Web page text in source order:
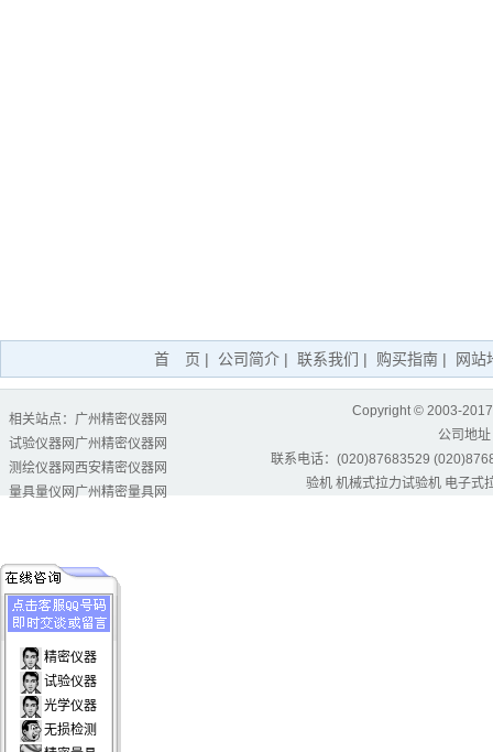
首 页 | 公司简介 | 联系我们 | 购买指南 | 网站
相关站点： 广州精密仪器网
试验仪器网 广州精密仪器网
测绘仪器网 西安精密仪器网
量具量仪网 广州精密量具网
Copyright © 2003-2017
公司地
联系电话：(020)87683529
验机 机械式拉力试验机 电子式
精密仪器
试验仪器
光学仪器
无损检测